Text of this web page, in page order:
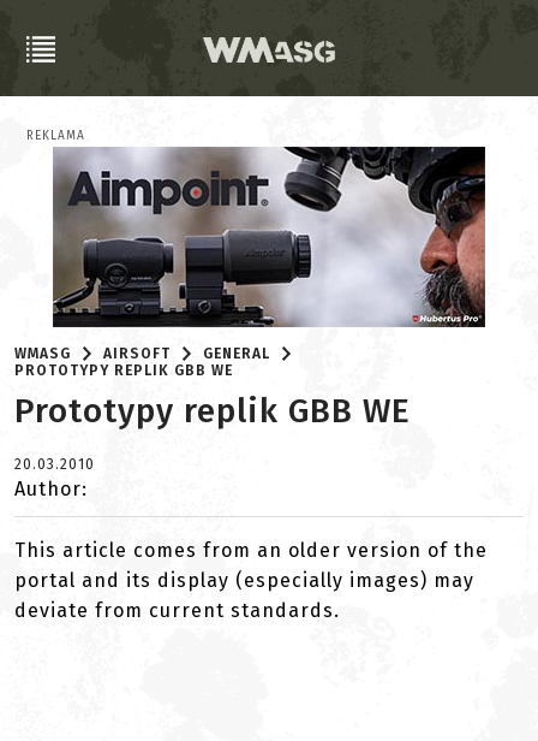
REKLAMA
WMASG AIRSOFT
GENERAL
PROTOTYPY REPLIK GBB WE
Prototypy replik GBB WE
20.03.2010
Author:
This article comes from an older version of the
portal and its display (especially images) may
deviate from current standards.